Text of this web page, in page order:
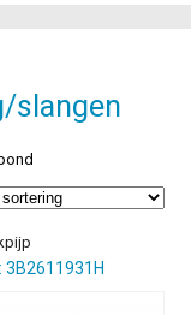
slangen
3B2611931H